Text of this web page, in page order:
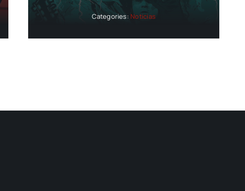
Categories: Noticias